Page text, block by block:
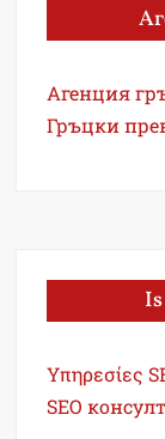
Агенция
Гръцки
Υπηρεσίες
SEO